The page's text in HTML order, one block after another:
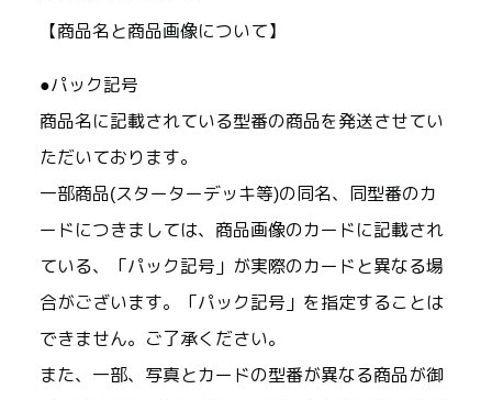
【商品名と商品画像について】
●パック記号
商品名に記載されている型番の商品を発送させてい
ただいております。
一部商品(スターターデッキ等)の同名、同型番のカ
ードにつきましては、商品画像のカードに記載され
ている、「パック記号」が実際のカードと異なる場
合がございます。「パック記号」を指定することは
できません。ご了承ください。
また、一部、写真とカードの型番が異なる商品が御